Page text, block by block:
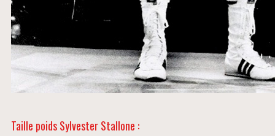
Taille poids Sylvester Stallone :